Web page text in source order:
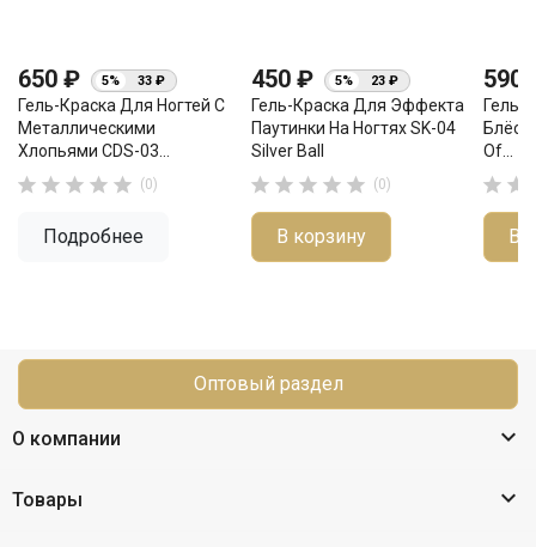
650 ₽ 5% 33 ₽
Гель-Краска Для Ногтей С
Металлическими
Хлопьями CDS-03...
     (0)
Подробнее
450 ₽ 5% 23 ₽
Гель-Краска Для Эффекта
Паутинки На Ногтях SK-04
Silver Ball
     (0)
В корзину
590
Гель-
Of...
 
В
Оптовый раздел
О компании 
Товары 